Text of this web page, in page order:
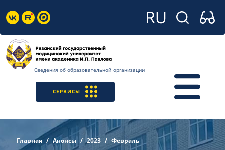
Сведения об образовательной организации
СЕРВИСЫ
Главная Анонсы 2023 Февраль